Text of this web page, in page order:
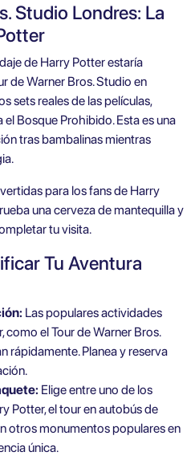
Studio Londres: La
de Harry Potter estaría
de Warner Bros. Studio en
sets reales de las películas,
Bosque Prohibido. Esta es una
tras bambalinas mientras
para los fans de Harry
una cerveza de mantequilla y
tu visita.
Tu Aventura
Las populares actividades
como el Tour de Warner Bros.
rápidamente. Planea y reserva
Elige entre uno de los
Potter, el tour en autobús de
otros monumentos populares en
única.